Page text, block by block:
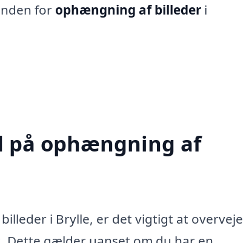
for ophængning af billeder i
ophængning af
i Brylle, er det vigtigt at overveje